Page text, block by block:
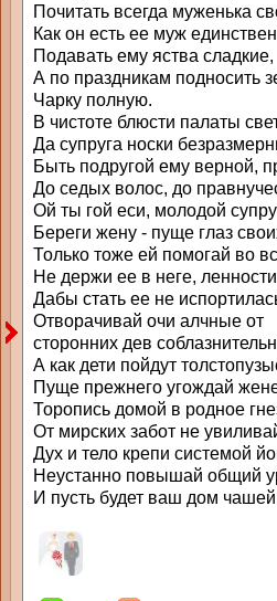
Почитать всегда муженька
Как он есть ее муж
Подавать ему яства сладкие,
А по праздникам подносить
Чарку полную.
В чистоте блюсти палаты
Да супруга носки
Быть подругой ему верной,
До седых волос, до
Ой ты гой еси, молодой
Береги жену - пуще глаз
Только тоже ей помогай во
Не держи ее в неге,
Дабы стать ее не
Отворачивай очи алчные от
сторонних дев
А как дети пойдут
Пуще прежнего угождай
Торопись домой в родное
От мирских забот не
Дух и тело крепи системой
Неустанно повышай общий
И пусть будет ваш дом